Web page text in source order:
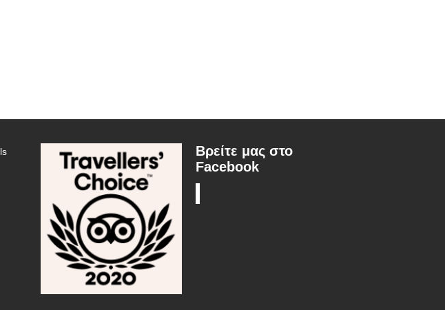
Βρείτε μας στο
Facebook